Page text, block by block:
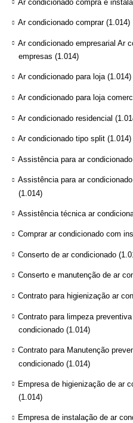
Ar condicionado compra e
Ar condicionado comprar(1.014)
Ar condicionado empresarial Ar
empresas (1.014)
Ar condicionado para loja(1.014)
Ar condicionado para loja
Ar condicionado residencial
Ar condicionado tipo split (1.014)
Assistência para ar condicionado
Assistência para ar
(1.014)
Assistência técnica ar
Comprar ar condicionado com
Conserto de ar condicionado
Conserto e manutenção de ar
Contrato para higienização ar
Contrato para limpeza
condicionado (1.014)
Contrato para Manutenção
condicionado (1.014)
Empresa de higienização de ar
(1.014)
Empresa de instalação de ar